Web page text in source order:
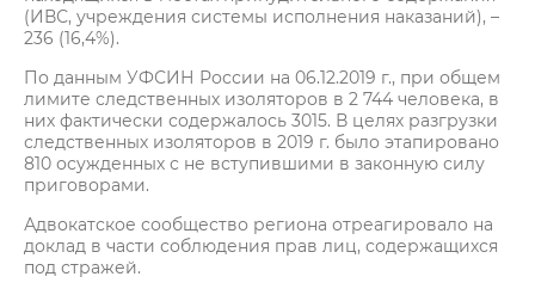
(ИВС, учреждения системы исполнения наказаний), –
236 (16,4%).
По данным УФСИН России на 06.12.2019 г., при общем
лимите следственных изоляторов в 2 744 человека, в
них фактически содержалось 3015. В целях разгрузки
следственных изоляторов в 2019 г. было этапировано
810 осужденных с не вступившими в законную силу
приговорами.
Адвокатское сообщество региона отреагировало на
доклад в части соблюдения прав лиц, содержащихся
под стражей.